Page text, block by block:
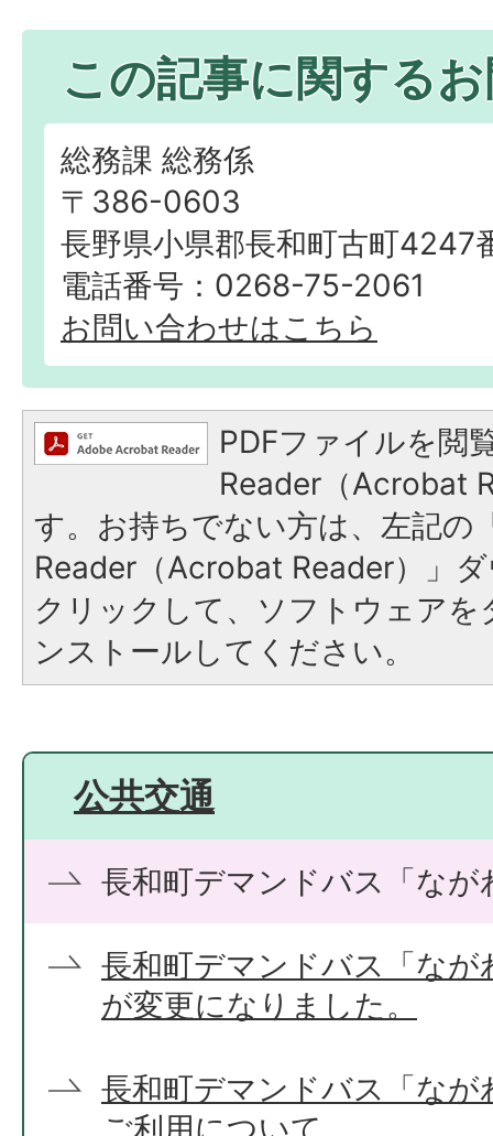
この記事に関する
総務課 総務係
〒386-0603
長野県小県郡長和町古町4247
電話番号：0268-75-2061
お問い合わせはこちら
PDFファイルを閲
Reader（Acrobat
す。お持ちでない方は、左記の
Reader（Acrobat Reader）」
クリックして、ソフトウェア
ンストールしてください。
公共交通
長和町デマンドバス「なが
長和町デマンドバス「なが
が変更になりました。
長和町デマンドバス「なが
ご利用について